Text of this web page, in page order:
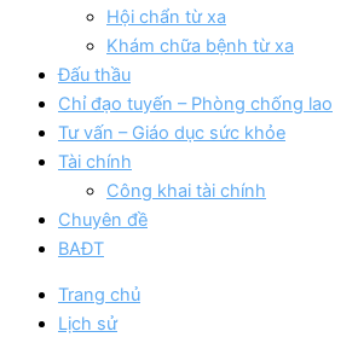
Hội chẩn từ xa
Khám chữa bệnh từ xa
Đấu thầu
Chỉ đạo tuyến – Phòng chống lao
Tư vấn – Giáo dục sức khỏe
Tài chính
Công khai tài chính
Chuyên đề
BAĐT
Trang chủ
Lịch sử